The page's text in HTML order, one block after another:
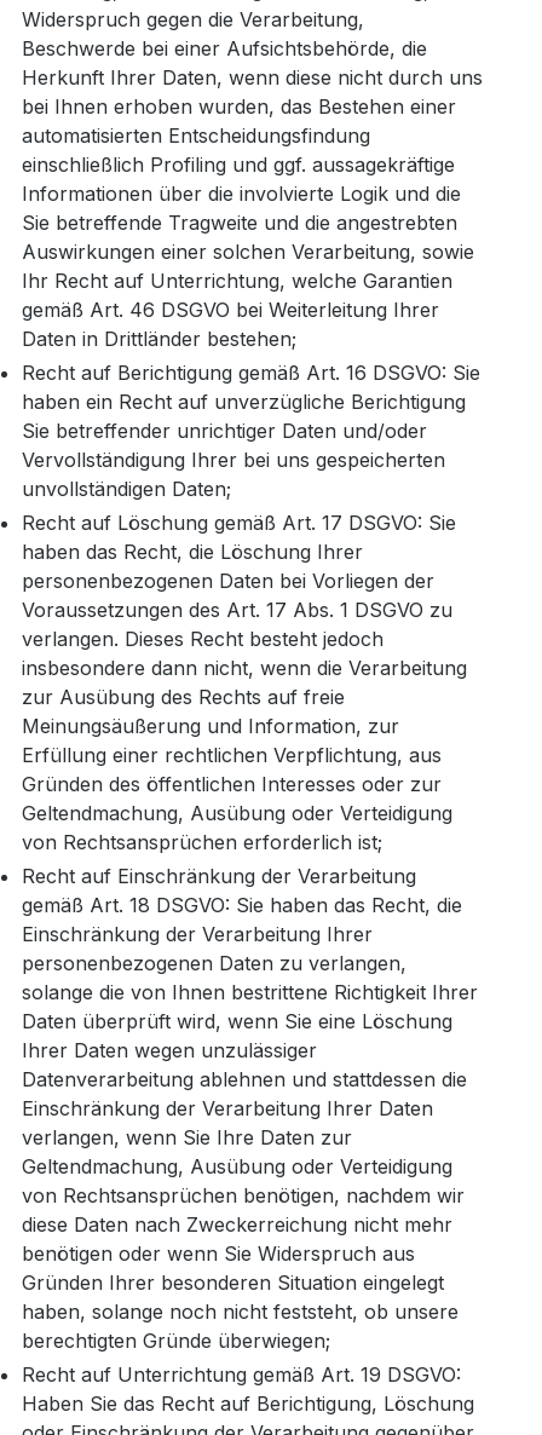
Widerspruch gegen die Verarbeitung,
Beschwerde bei einer Aufsichtsbehörde, die
Herkunft Ihrer Daten, wenn diese nicht durch uns
bei Ihnen erhoben wurden, das Bestehen einer
automatisierten Entscheidungsfindung
einschließlich Profiling und ggf. aussagekräftige
Informationen über die involvierte Logik und die
Sie betreffende Tragweite und die angestrebten
Auswirkungen einer solchen Verarbeitung, sowie
Ihr Recht auf Unterrichtung, welche Garantien
gemäß Art. 46 DSGVO bei Weiterleitung Ihrer
Daten in Drittländer bestehen;
Recht auf Berichtigung gemäß Art. 16 DSGVO: Sie
haben ein Recht auf unverzügliche Berichtigung
Sie betreffender unrichtiger Daten und/oder
Vervollständigung Ihrer bei uns gespeicherten
unvollständigen Daten;
Recht auf Löschung gemäß Art. 17 DSGVO: Sie
haben das Recht, die Löschung Ihrer
personenbezogenen Daten bei Vorliegen der
Voraussetzungen des Art. 17 Abs. 1 DSGVO zu
verlangen. Dieses Recht besteht jedoch
insbesondere dann nicht, wenn die Verarbeitung
zur Ausübung des Rechts auf freie
Meinungsäußerung und Information, zur
Erfüllung einer rechtlichen Verpflichtung, aus
Gründen des öffentlichen Interesses oder zur
Geltendmachung, Ausübung oder Verteidigung
von Rechtsansprüchen erforderlich ist;
Recht auf Einschränkung der Verarbeitung
gemäß Art. 18 DSGVO: Sie haben das Recht, die
Einschränkung der Verarbeitung Ihrer
personenbezogenen Daten zu verlangen,
solange die von Ihnen bestrittene Richtigkeit Ihrer
Daten überprüft wird, wenn Sie eine Löschung
Ihrer Daten wegen unzulässiger
Datenverarbeitung ablehnen und stattdessen die
Einschränkung der Verarbeitung Ihrer Daten
verlangen, wenn Sie Ihre Daten zur
Geltendmachung, Ausübung oder Verteidigung
von Rechtsansprüchen benötigen, nachdem wir
diese Daten nach Zweckerreichung nicht mehr
benötigen oder wenn Sie Widerspruch aus
Gründen Ihrer besonderen Situation eingelegt
haben, solange noch nicht feststeht, ob unsere
berechtigten Gründe überwiegen;
Recht auf Unterrichtung gemäß Art. 19 DSGVO:
Haben Sie das Recht auf Berichtigung, Löschung